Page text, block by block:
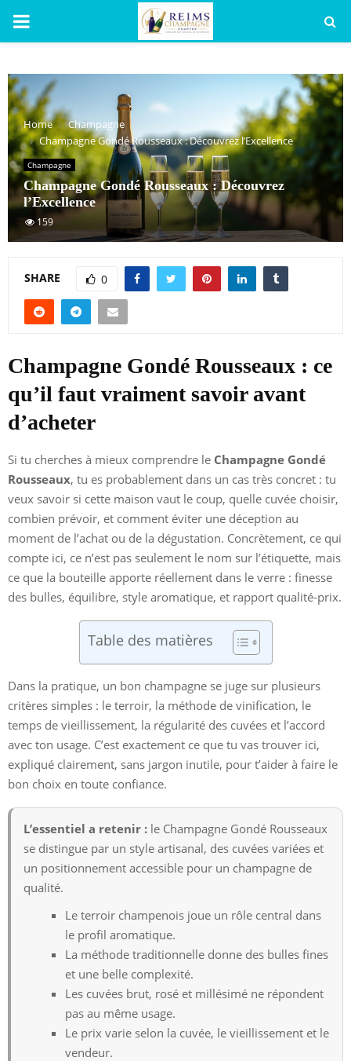
PRIMARY
Home
Champagne
Champagne Gondé Rousseaux : Découvrez l’Excellence
Champagne
Champagne Gondé Rousseaux : Découvrez
l’Excellence
159
SHARE 0
Champagne Gondé Rousseaux : ce
qu’il faut vraiment savoir avant
d’acheter
Si tu cherches à mieux comprendre le Champagne Gondé
Rousseaux, tu es probablement dans un cas très concret : tu
veux savoir si cette maison vaut le coup, quelle cuvée choisir,
combien prévoir, et comment éviter une déception au
moment de l’achat ou de la dégustation. Concrètement, ce qui
compte ici, ce n’est pas seulement le nom sur l’étiquette, mais
ce que la bouteille apporte réellement dans le verre : finesse
des bulles, équilibre, style aromatique, et rapport qualité-prix.
Table des matières
Dans la pratique, un bon champagne se juge sur plusieurs
critères simples : le terroir, la méthode de vinification, le
temps de vieillissement, la régularité des cuvées et l’accord
avec ton usage. C’est exactement ce que tu vas trouver ici,
expliqué clairement, sans jargon inutile, pour t’aider à faire le
bon choix en toute confiance.
L’essentiel a retenir : le Champagne Gondé Rousseaux
se distingue par un style artisanal, des cuvées variées et
un positionnement accessible pour un champagne de
qualité.
Le terroir champenois joue un rôle central dans
le profil aromatique.
La méthode traditionnelle donne des bulles fines
et une belle complexité.
Les cuvées brut, rosé et millésimé ne répondent
pas au même usage.
Le prix varie selon la cuvée, le vieillissement et le
vendeur.